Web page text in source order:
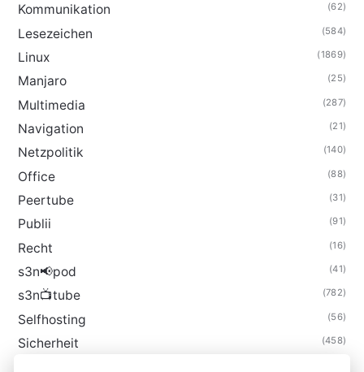
Kommunikation (62)
Lesezeichen (584)
Linux (1869)
Manjaro (25)
Multimedia (287)
Navigation (21)
Netzpolitik (140)
Office (88)
Peertube (31)
Publii (91)
Recht (16)
s3n📢pod (41)
s3n📺tube (782)
Selfhosting (56)
Sicherheit (458)